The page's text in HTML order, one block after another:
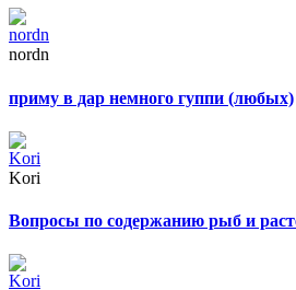
nordn
приму в дар немного гуппи (любых)
Kori
Вопросы по содержанию рыб и